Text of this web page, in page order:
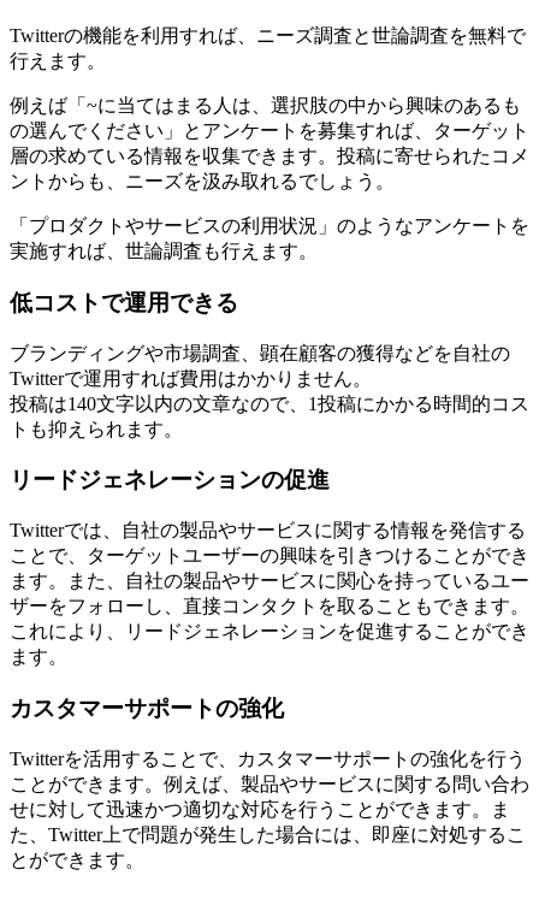
Twitterの機能を利用すれば、ニーズ調査と世論調査を無料で
行えます。
例えば「~に当てはまる人は、選択肢の中から興味のあるも
の選んでください」とアンケートを募集すれば、ターゲット
層の求めている情報を収集できます。投稿に寄せられたコメ
ントからも、ニーズを汲み取れるでしょう。
「プロダクトやサービスの利用状況」のようなアンケートを
実施すれば、世論調査も行えます。
低コストで運用できる
ブランディングや市場調査、顕在顧客の獲得などを自社の
Twitterで運用すれば費用はかかりません。
投稿は140文字以内の文章なので、1投稿にかかる時間的コス
トも抑えられます。
リードジェネレーションの促進
Twitterでは、自社の製品やサービスに関する情報を発信する
ことで、ターゲットユーザーの興味を引きつけることができ
ます。また、自社の製品やサービスに関心を持っているユー
ザーをフォローし、直接コンタクトを取ることもできます。
これにより、リードジェネレーションを促進することができ
ます。
カスタマーサポートの強化
Twitterを活用することで、カスタマーサポートの強化を行う
ことができます。例えば、製品やサービスに関する問い合わ
せに対して迅速かつ適切な対応を行うことができます。ま
た、Twitter上で問題が発生した場合には、即座に対処するこ
とができます。